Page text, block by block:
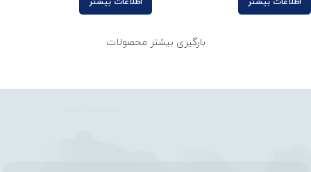
بارگیری بیشتر محصولات